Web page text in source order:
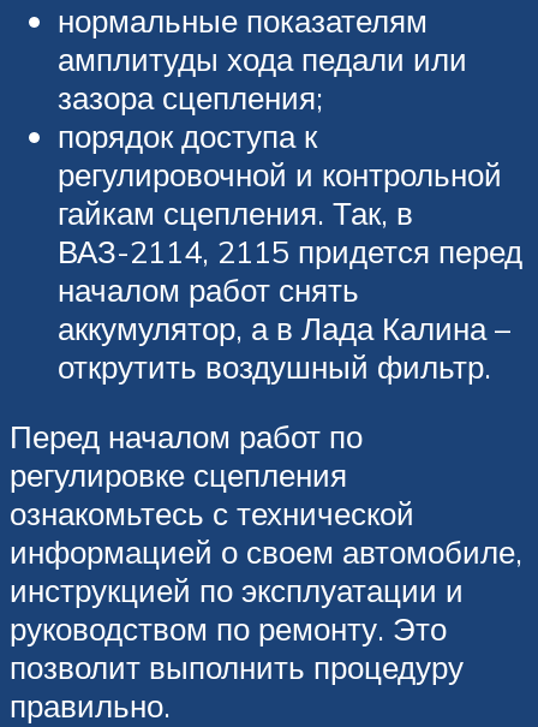
нормальные показателям
амплитуды хода педали или
зазора сцепления;
порядок доступа к
регулировочной и контрольной
гайкам сцепления. Так, в
ВАЗ-2114, 2115 придется перед
началом работ снять
аккумулятор, а в Лада Калина –
открутить воздушный фильтр.
Перед началом работ по
регулировке сцепления
ознакомьтесь с технической
информацией о своем автомобиле,
инструкцией по эксплуатации и
руководством по ремонту. Это
позволит выполнить процедуру
правильно.